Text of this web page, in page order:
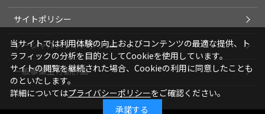
サイトポリシー
ソーシャルメディアポリシー
一般事業主行動計画
当サイトでは利用体験の向上およびコンテンツの最適な提供、ト
ラフィックの分析を目的としてCookieを使用しています。
サイトの閲覧を継続された場合、Cookieの利用に同意したことも
のといたします。
詳細についてはプライバシーポリシーをご確認ください。
承諾する